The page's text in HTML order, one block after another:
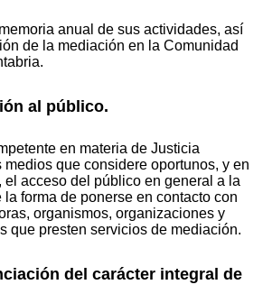
anual de sus actividades, así
de la mediación en la Comunidad
al público.
en materia de Justicia
medios que considere oportunos, y en
el acceso del público en general a la
la forma de ponerse en contacto con
organismos, organizaciones y
que presten servicios de mediación.
del carácter integral de